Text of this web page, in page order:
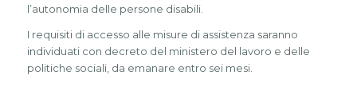
l’autonomia delle persone disabili.
I requisiti di accesso alle misure di assistenza saranno
individuati con decreto del ministero del lavoro e delle
politiche sociali, da emanare entro sei mesi.